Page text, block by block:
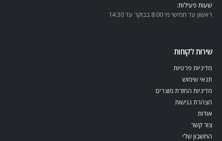
שעות פעילות:
ראשון עד חמישי מי 8:00 בבוקר עד 14:30
שירות לקוחות
מדיניות פרטיות
תנאי שימוש
מדיניות החזרת מוצרים
הצהרת נגישות
אודות
צור קשר
החשבון שלי